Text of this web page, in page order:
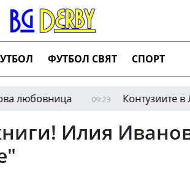
ФУТБОЛ СВЯТ СПОРТ
09:23 Контузиите в
Илия